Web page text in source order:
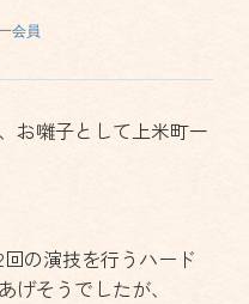
会員
お囃子として上米町一
の演技を行うハード
げそうでしたが、